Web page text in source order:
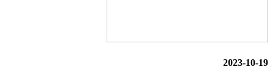
2023-10-19